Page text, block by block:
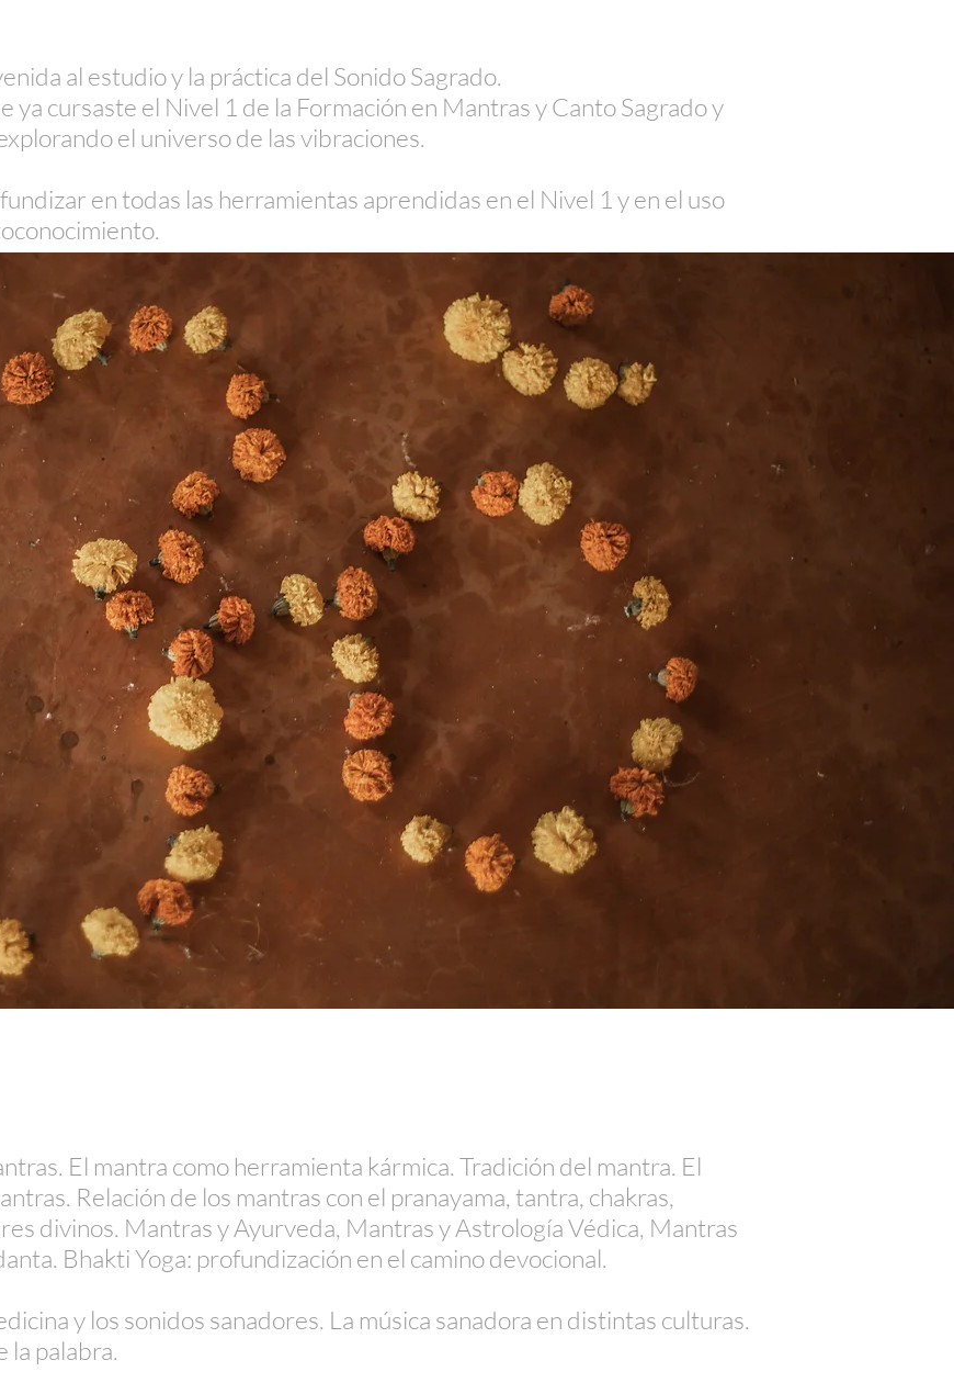
al estudio y la práctica del Sonido Sagrado.
ya cursaste el Nivel 1 de la Formación en Mantras y Canto Sagrado y
el universo de las vibraciones.
en todas las herramientas aprendidas en el Nivel 1 y en el uso
El mantra como herramienta kármica. Tradición del mantra. El
Relación de los mantras con el pranayama, tantra, chakras,
divinos. Mantras y Ayurveda, Mantras y Astrología Védica, Mantras
Bhakti Yoga: profundización en el camino devocional.
y los sonidos sanadores. La música sanadora en distintas culturas.
la palabra.